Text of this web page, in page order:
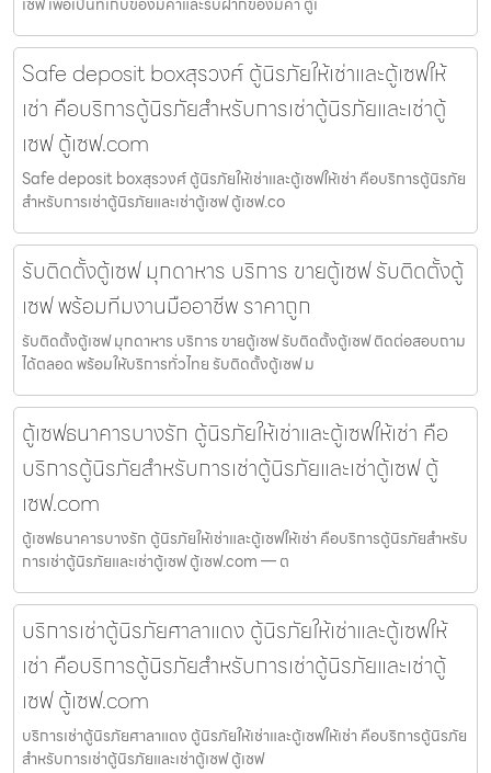
Safe deposit boxสุรวงศ์ ตู้นิรภัยให้เช่าและตู้เซฟให้
เช่า คือบริการตู้นิรภัยสำหรับการเช่าตู้นิรภัยและเช่าตู้
เซฟ ตู้เซฟ.com
Safe deposit boxสุรวงศ์ ตู้นิรภัยให้เช่าและตู้เซฟให้เช่า คือบริการตู้นิรภัย
สำหรับการเช่าตู้นิรภัยและเช่าตู้เซฟ ตู้เซฟ.co
รับติดตั้งตู้เซฟ มุกดาหาร บริการ ขายตู้เซฟ รับติดตั้งตู้
เซฟ พร้อมทีมงานมืออาชีพ ราคาถูก
รับติดตั้งตู้เซฟ มุกดาหาร บริการ ขายตู้เซฟ รับติดตั้งตู้เซฟ ติดต่อสอบถาม
ได้ตลอด พร้อมให้บริการทั่วไทย รับติดตั้งตู้เซฟ ม
ตู้เซฟธนาคารบางรัก ตู้นิรภัยให้เช่าและตู้เซฟให้เช่า คือ
บริการตู้นิรภัยสำหรับการเช่าตู้นิรภัยและเช่าตู้เซฟ ตู้
เซฟ.com
ตู้เซฟธนาคารบางรัก ตู้นิรภัยให้เช่าและตู้เซฟให้เช่า คือบริการตู้นิรภัยสำหรับ
การเช่าตู้นิรภัยและเช่าตู้เซฟ ตู้เซฟ.com — ต
บริการเช่าตู้นิรภัยศาลาแดง ตู้นิรภัยให้เช่าและตู้เซฟให้
เช่า คือบริการตู้นิรภัยสำหรับการเช่าตู้นิรภัยและเช่าตู้
เซฟ ตู้เซฟ.com
บริการเช่าตู้นิรภัยศาลาแดง ตู้นิรภัยให้เช่าและตู้เซฟให้เช่า คือบริการตู้นิรภัย
สำหรับการเช่าตู้นิรภัยและเช่าตู้เซฟ ตู้เซฟ